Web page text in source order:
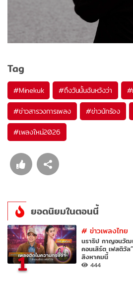
Tag
#Minekuk #ถึงวันนั้นฉันหวังว่า #
#ข่าวสารวงการเพลง #ข่าวนักร้อง
#เพลงใหม่2026
ยอดนิยมในตอนนี้
1
#ข่าวเพลงไทย
นราธิป กาญจนวัฒ
คอนเสิร์ต เฟสติวั
สิงหาคมนี้
444